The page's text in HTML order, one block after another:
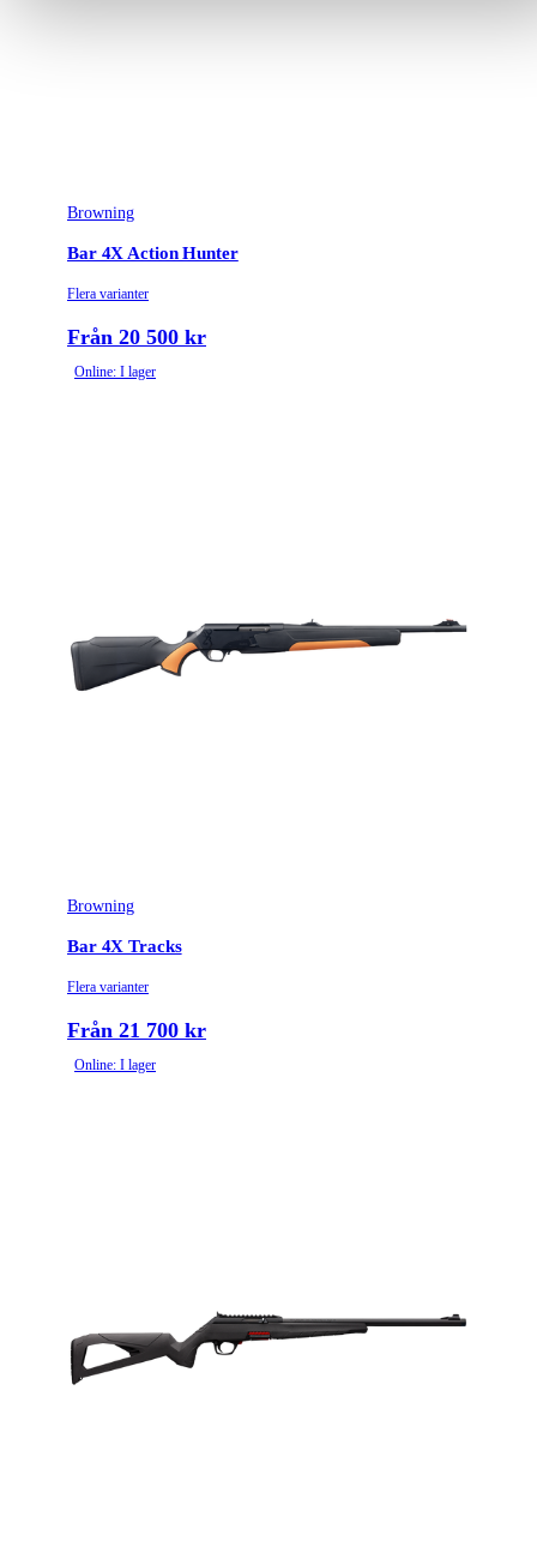
Browning
Bar 4X Action Hunter
Flera varianter
Från 20 500 kr
Online: I lager
Browning
Bar 4X Tracks
Flera varianter
Från 21 700 kr
Online: I lager